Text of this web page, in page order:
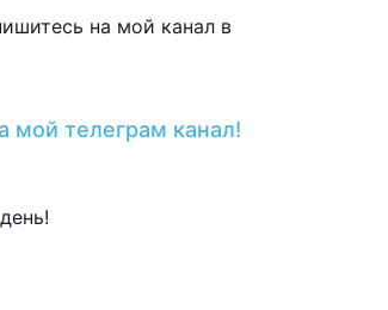
на мой канал в
мой телеграм канал!